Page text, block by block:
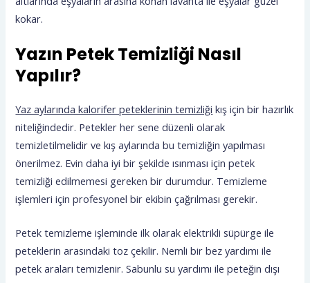
kokar.
Yazın Petek Temizliği Nasıl
Yapılır?
Yaz aylarında kalorifer peteklerinin temizliği kış için bir hazırlık
niteliğindedir. Petekler her sene düzenli olarak
temizletilmelidir ve kış aylarında bu temizliğin yapılması
önerilmez. Evin daha iyi bir şekilde ısınması için petek
temizliği edilmemesi gereken bir durumdur. Temizleme
işlemleri için profesyonel bir ekibin çağrılması gerekir.
Petek temizleme işleminde ilk olarak elektrikli süpürge ile
peteklerin arasındaki toz çekilir. Nemli bir bez yardımı ile
petek araları temizlenir. Sabunlu su yardımı ile peteğin dışı